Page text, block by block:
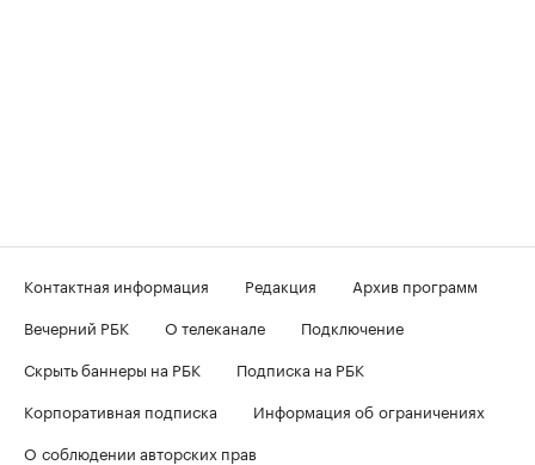
Контактная информация Редакция
Архив программ
Вечерний РБК
О телеканале
Подключение
Скрыть баннеры на РБК
Подписка на РБК
Корпоративная подписка
Информация об ограничениях
О соблюдении авторских прав